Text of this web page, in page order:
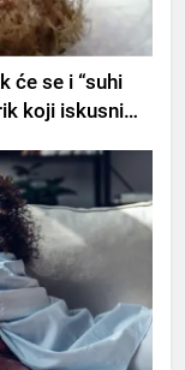
će se i “suhi
koji iskusni